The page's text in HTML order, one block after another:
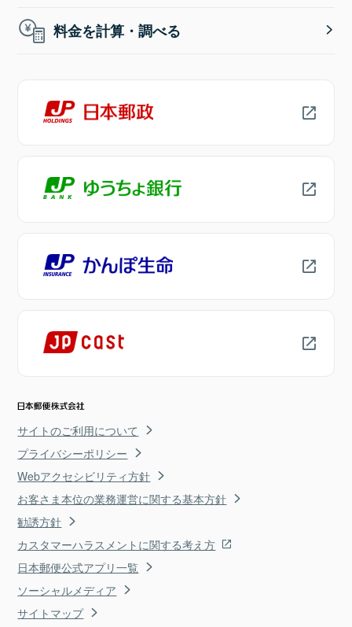
料金を計算・調べる
サイトのご利用について
プライバシーポリシー
Webアクセシビリティ方針
お客さま本位の業務運営に関する基本方針
勧誘方針
カスタマーハラスメントに関する考え方
日本郵便公式アプリ一覧
ソーシャルメディア
サイトマップ